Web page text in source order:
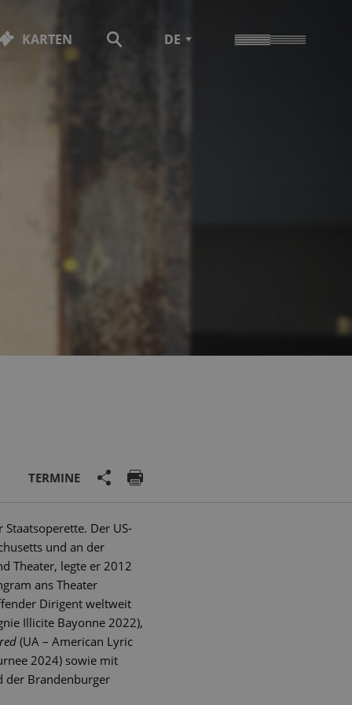
KARTEN DE
TERMINE
Der US-
und an der
Theater, legte er 2012
ans Theater
Dirigent weltweit
Illicite Bayonne 2022),
(UA – American Lyric
2024) sowie mit
der Brandenburger